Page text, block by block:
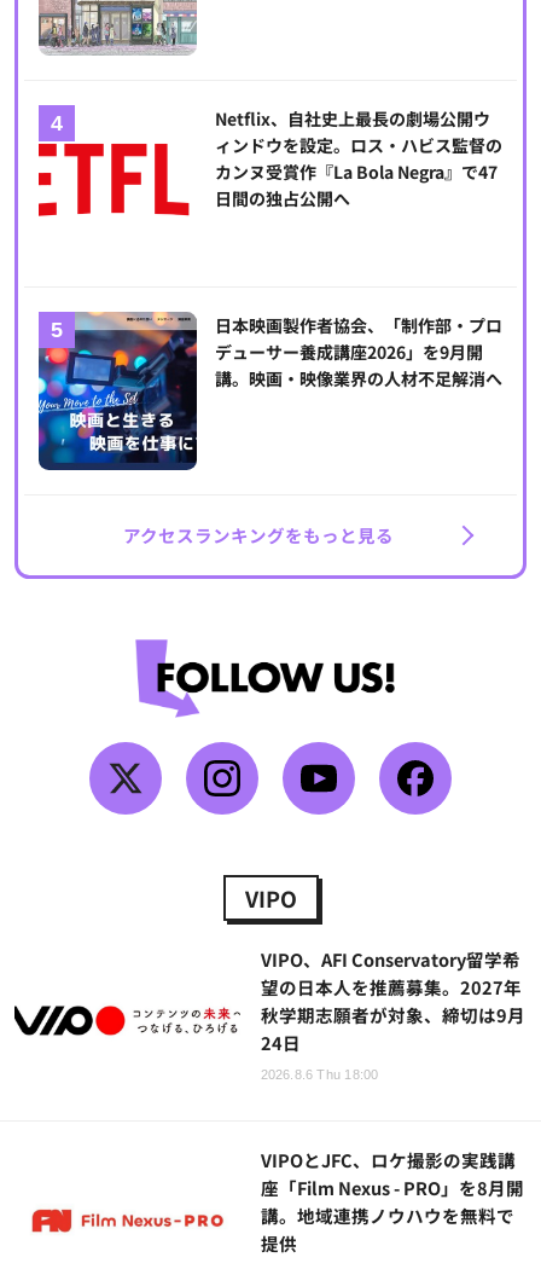
Netflix、自社史上最長の劇場公開ウ
ィンドウを設定。ロス・ハビス監督の
カンヌ受賞作『La Bola Negra』で47
日間の独占公開へ
日本映画製作者協会、「制作部・プロ
デューサー養成講座2026」を9月開
講。映画・映像業界の人材不足解消へ
アクセスランキングをもっと見る
VIPO
VIPO、AFI Conservatory留学希
望の日本人を推薦募集。2027年
秋学期志願者が対象、締切は9月
24日
2026.8.6 Thu 18:00
VIPOとJFC、ロケ撮影の実践講
座「Film Nexus - PRO」を8月開
講。地域連携ノウハウを無料で
提供